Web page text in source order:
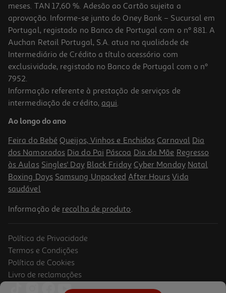
Alho Margão Moido 55g
59.8 €/Kg
2,99 €
Alho Margão Moído 80gr
meses. TAN 17,60 %. Adesão ao Cartão sujeita a
aprovação. Informe-se junto do Oney Bank – Sucursal em
Portugal, registado no Banco de Portugal com o nº 881. A
Auchan Retail Portugal, S.A. atua na qualidade de
Intermediário de Crédito a título acessório com
exclusividade, registado no Banco de Portugal com o nº
7952.
Informação referente à prestação de serviços de
intermediação de crédito, aqui.
Ao longo do ano
Feira do Bebé Queijos, Vinhos e Enchidos Carnaval Dia
dos Namorados Dia do Pai Páscoa Dia da Mãe Regresso
às Aulas Singles' Day Black Friday Cyber Monday Natal
Boxing Days Samsung Unpacked After Hours Vida
saudável
Informação de recolha de produto.
Política de Privacidade
Termos e Condições
Política de Cookies
Livro de reclamações